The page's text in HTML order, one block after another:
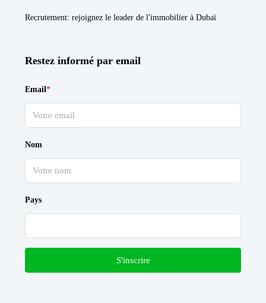
Recrutement: rejoignez le leader de l'immobilier à Dubaï
Restez informé par email
Email*
Nom
Pays
S'inscrire